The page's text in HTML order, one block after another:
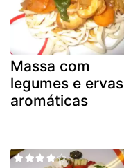
Massa com
legumes e ervas
aromáticas